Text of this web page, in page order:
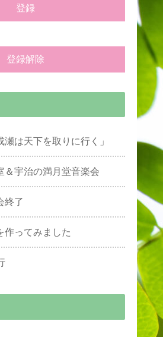
は天下を取りに行く」
＆宇治の満月堂音楽会
終了
作ってみました